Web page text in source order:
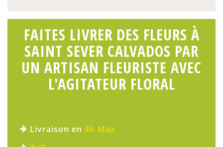
FAITES LIVRER DES FLEURS À
SAINT SEVER CALVADOS PAR
UN ARTISAN FLEURISTE AVEC
L'AGITATEUR FLORAL
Livraison en 4h Max